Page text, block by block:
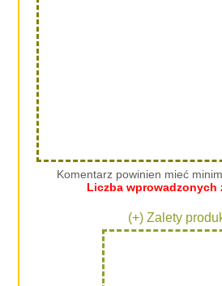
Komentarz powinien mieć
Liczba wprowadzonych
(+) Zalety